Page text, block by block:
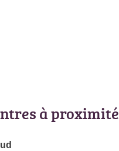
à proximité